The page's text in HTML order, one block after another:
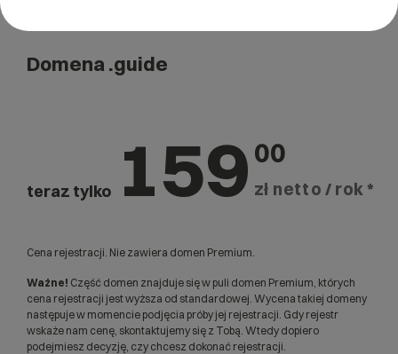
Domena .guide
teraz tylko 159 00
zł netto / rok *
Cena rejestracji. Nie zawiera domen Premium.
Ważne! Część domen znajduje się w puli domen Premium, których
cena rejestracji jest wyższa od standardowej. Wycena takiej domeny
następuje w momencie podjęcia próby jej rejestracji. Gdy rejestr
wskaże nam cenę, skontaktujemy się z Tobą. Wtedy dopiero
podejmiesz decyzję, czy chcesz dokonać rejestracji.